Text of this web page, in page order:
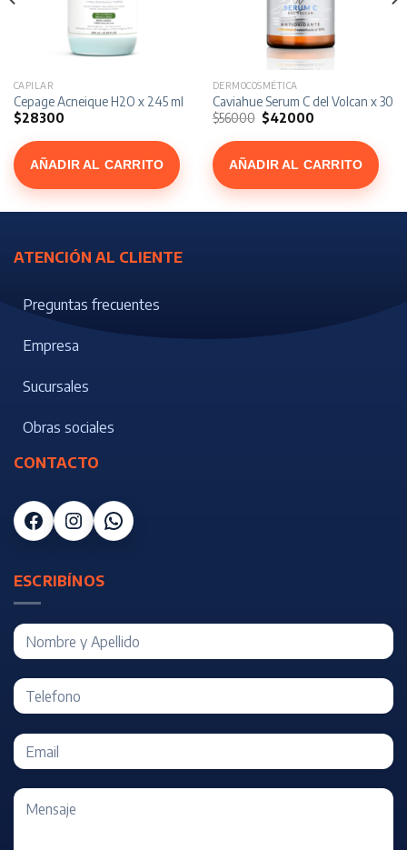
CAPILAR
Cepage Acneique H2O x 245 ml
$28300
AÑADIR AL CARRITO
DERMOCOSMÉTICA
Caviahue Serum C del Volcan x 30
$56000 El
precio
original
$56000.
$42000El
actual
$42000.
AÑADIR AL CARRITO
250 ml
ATENCIÓN AL CLIENTE
Preguntas frecuentes
Empresa
Sucursales
Obras sociales
CONTACTO
Facebook
Instagram
WhatsApp
ESCRIBÍNOS